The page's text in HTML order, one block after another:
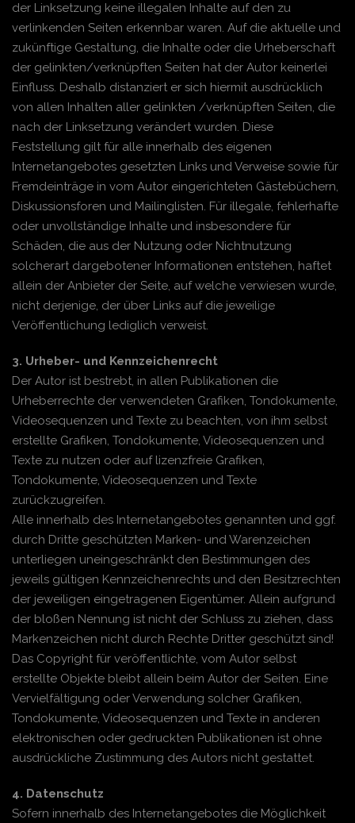
der Linksetzung keine illegalen Inhalte auf den zu
verlinkenden Seiten erkennbar waren. Auf die aktuelle und
zukünftige Gestaltung, die Inhalte oder die Urheberschaft
der gelinkten/verknüpften Seiten hat der Autor keinerlei
Einfluss. Deshalb distanziert er sich hiermit ausdrücklich
von allen Inhalten aller gelinkten /verknüpften Seiten, die
nach der Linksetzung verändert wurden. Diese
Feststellung gilt für alle innerhalb des eigenen
Internetangebotes gesetzten Links und Verweise sowie für
Fremdeinträge in vom Autor eingerichteten Gästebüchern,
Diskussionsforen und Mailinglisten. Für illegale, fehlerhafte
oder unvollständige Inhalte und insbesondere für
Schäden, die aus der Nutzung oder Nichtnutzung
solcherart dargebotener Informationen entstehen, haftet
allein der Anbieter der Seite, auf welche verwiesen wurde,
nicht derjenige, der über Links auf die jeweilige
Veröffentlichung lediglich verweist.
3. Urheber- und Kennzeichenrecht
Der Autor ist bestrebt, in allen Publikationen die
Urheberrechte der verwendeten Grafiken, Tondokumente,
Videosequenzen und Texte zu beachten, von ihm selbst
erstellte Grafiken, Tondokumente, Videosequenzen und
Texte zu nutzen oder auf lizenzfreie Grafiken,
Tondokumente, Videosequenzen und Texte
zurückzugreifen.
Alle innerhalb des Internetangebotes genannten und ggf.
durch Dritte geschützten Marken- und Warenzeichen
unterliegen uneingeschränkt den Bestimmungen des
jeweils gültigen Kennzeichenrechts und den Besitzrechten
der jeweiligen eingetragenen Eigentümer. Allein aufgrund
der bloßen Nennung ist nicht der Schluss zu ziehen, dass
Markenzeichen nicht durch Rechte Dritter geschützt sind!
Das Copyright für veröffentlichte, vom Autor selbst
erstellte Objekte bleibt allein beim Autor der Seiten. Eine
Vervielfältigung oder Verwendung solcher Grafiken,
Tondokumente, Videosequenzen und Texte in anderen
elektronischen oder gedruckten Publikationen ist ohne
ausdrückliche Zustimmung des Autors nicht gestattet.
4. Datenschutz
Sofern innerhalb des Internetangebotes die Möglichkeit